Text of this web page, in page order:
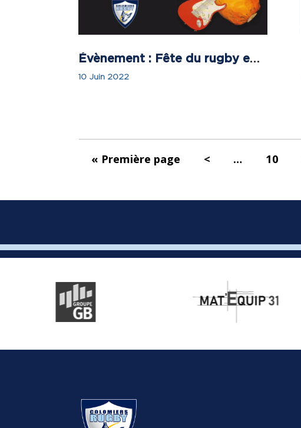
Évènement : Fête du rugby et concert de Nadau au stade Michel-Bendichou le 25 juin !
10 Juin 2022
« Première page < … 10